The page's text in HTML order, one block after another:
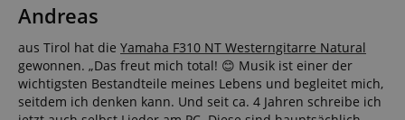
Andreas
aus Tirol hat die Yamaha F310 NT Westerngitarre Natural
gewonnen. „Das freut mich total! 😊 Musik ist einer der
wichtigsten Bestandteile meines Lebens und begleitet mich,
seitdem ich denken kann. Und seit ca. 4 Jahren schreibe ich